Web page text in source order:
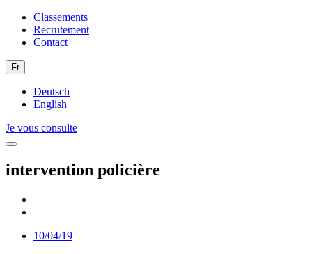
Classements
Recrutement
Contact
Fr
Deutsch
English
Je vous consulte
intervention policière
10/04/19